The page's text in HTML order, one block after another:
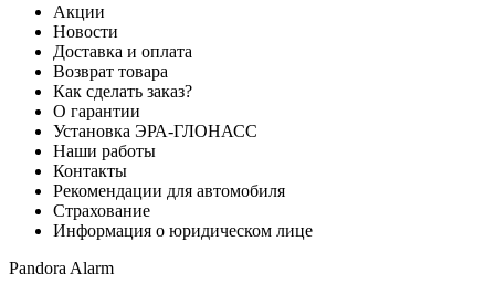
Акции
Новости
Доставка и оплата
Возврат товара
Как сделать заказ?
О гарантии
Установка ЭРА-ГЛОНАСС
Наши работы
Контакты
Рекомендации для автомобиля
Страхование
Информация о юридическом лице
Pandora Alarm